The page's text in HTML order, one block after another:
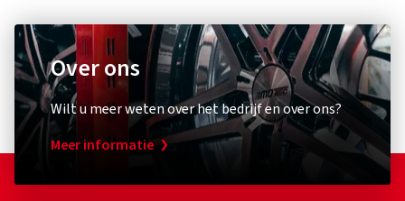
Diebstahlschutz & Sicherheit
XLC
Zahlenspiralkabelschloss
Overige
Over ons
Wilt u meer weten over het bedrijf en over ons?
Meer informatie